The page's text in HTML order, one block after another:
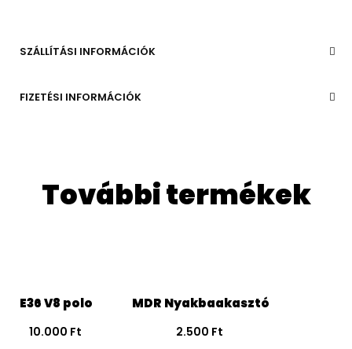
SZÁLLÍTÁSI INFORMÁCIÓK
FIZETÉSI INFORMÁCIÓK
További termékek
VÁLASSZ
OPCIÓKAT
E36 V8 polo
10.000 Ft
KOSÁRBA TESZEM
MDR Nyakbaakasztó
2.500 Ft